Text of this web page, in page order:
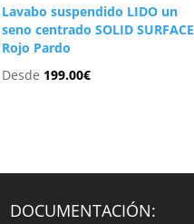
Lavabo suspendido LIDO un
seno centrado SOLID SURFACE
Rojo Pardo
Desde 199.00€
DOCUMENTACIÓN: